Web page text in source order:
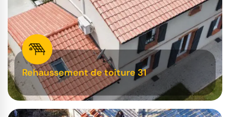
Rehaussement de toiture 31